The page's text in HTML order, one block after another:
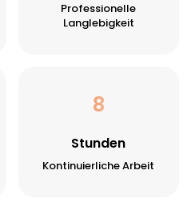
Professionelle
Langlebigkeit
8
Stunden
Kontinuierliche Arbeit